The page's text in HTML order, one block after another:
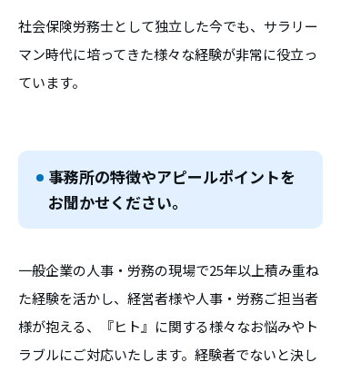
社会保険労務士として独立した今でも、サラリー
マン時代に培ってきた様々な経験が非常に役立っ
ています。
事務所の特徴やアピールポイントを
お聞かせください。
一般企業の人事・労務の現場で25年以上積み重ね
た経験を活かし、経営者様や人事・労務ご担当者
様が抱える、『ヒト』に関する様々なお悩みやト
ラブルにご対応いたします。経験者でないと決し